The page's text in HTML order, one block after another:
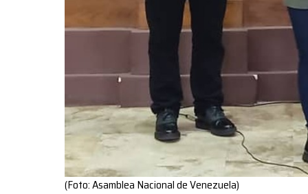
(Foto: Asamblea Nacional de Venezuela)